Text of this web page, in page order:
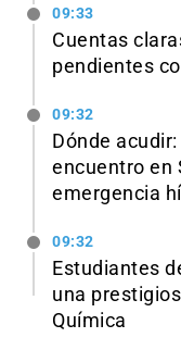
09:33
Cuentas
pendientes
09:32
Dónde
encuentro en
emergencia
09:32
Estudiantes
una
Química